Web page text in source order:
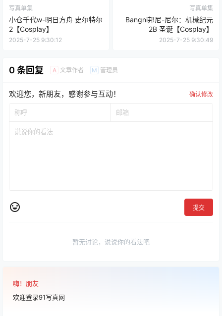
写真单集
小仓千代w-明日方舟 史尔特尔
2【Cosplay】
2025-7-25 9:30:12
写真单集
Bangni邦尼-尼尔：机械纪元
2B 圣诞【Cosplay】
2025-7-25 9:30:49
0 条回复 A 文章作者 M 管理员
欢迎您，新朋友，感谢参与互动！ 确认修改
提交
暂无讨论，说说你的看法吧
嗨！朋友
欢迎登录91写真网